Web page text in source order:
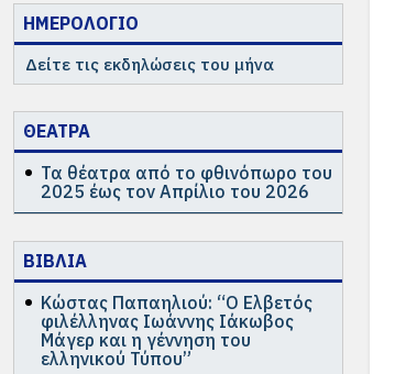
ΗΜΕΡΟΛΟΓΙΟ
Δείτε τις εκδηλώσεις του μήνα
ΘΕΑΤΡΑ
Τα θέατρα από το φθινόπωρο του
2025 έως τον Απρίλιο του 2026
ΒΙΒΛΙΑ
Κώστας Παπαηλιού: “Ο Ελβετός
φιλέλληνας Ιωάννης Ιάκωβος
Μάγερ και η γέννηση του
ελληνικού Τύπου”